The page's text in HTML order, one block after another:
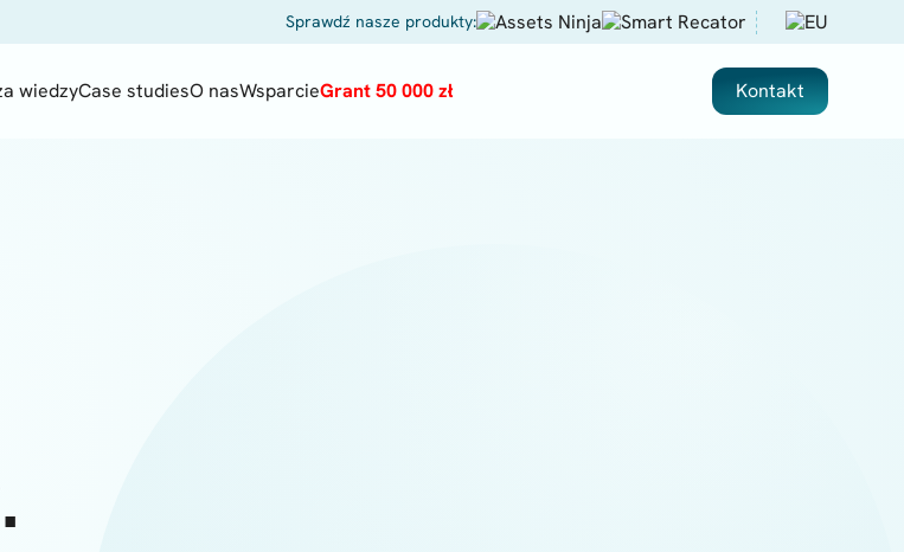
Sprawdź nasze produkty:
wiedzyCase studiesO nasWsparcieGrant 50 000 zł Kontakt